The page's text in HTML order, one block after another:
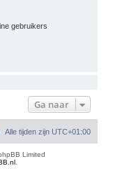
gebruikers
Ga naar
Alle tijden zijn UTC+01:00
Limited